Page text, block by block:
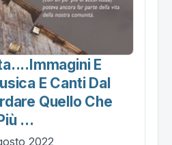
E
E Canti Dal
Quello Che
...
2022